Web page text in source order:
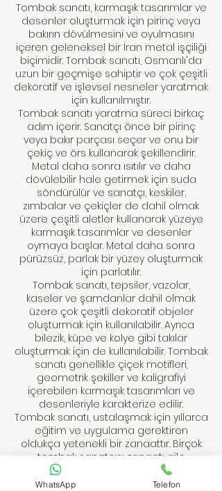
Tombak sanatı, karmaşık tasarımlar ve
desenler oluşturmak için pirinç veya
bakırın dövülmesini ve oyulmasını
içeren geleneksel bir İran metal işçiliği
biçimidir. Tombak sanatı, Osmanlı'da
uzun bir geçmişe sahiptir ve çok çeşitli
dekoratif ve işlevsel nesneler yaratmak
için kullanılmıştır.
Tombak sanatı yaratma süreci birkaç
adım içerir. Sanatçı önce bir pirinç
veya bakır parçası seçer ve onu bir
çekiç ve örs kullanarak şekillendirir.
Metal daha sonra ısıtılır ve daha
dövülebilir hale getirmek için suda
söndürülür ve sanatçı, keskiler,
zımbalar ve çekiçler de dahil olmak
üzere çeşitli aletler kullanarak yüzeye
karmaşık tasarımlar ve desenler
oymaya başlar. Metal daha sonra
pürüzsüz, parlak bir yüzey oluşturmak
için parlatılır.
Tombak sanatı, tepsiler, vazolar,
kaseler ve şamdanlar dahil olmak
üzere çok çeşitli dekoratif objeler
oluşturmak için kullanılabilir. Ayrıca
bilezik, küpe ve kolye gibi takılar
oluşturmak için de kullanılabilir. Tombak
sanatı genellikle çiçek motifleri,
geometrik şekiller ve kaligrafiyi
içerebilen karmaşık tasarımları ve
desenleriyle karakterize edilir.
Tombak sanatı, ustalaşmak için yıllarca
eğitim ve uygulama gerektiren
oldukça yetenekli bir zanaattır. Birçok
tombak sanatçısı zanaatı aile
üyelerinden veya usta zanaatkarların
yanında çıraklık yoluyla öğrenir.
WhatsApp Telefon